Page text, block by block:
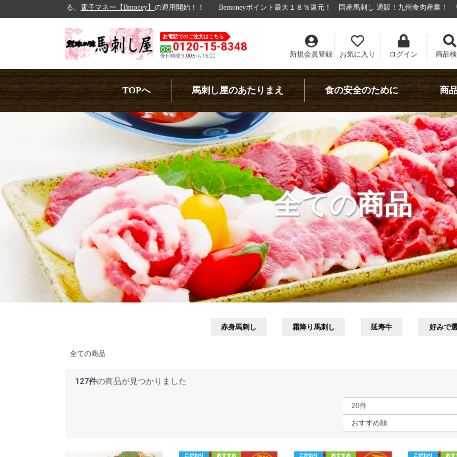
電子マネー【Bmoney】 の運用開始！！ Bemoneyポイント最大１８％還元！ 国産馬刺し 通販！九州食肉産業！ リアル店舗+馬牛～んで
お電話でのご注文はこちら
0120-15-8348
受付時間 9:00から16:00 新規会員登録 お気に入り ログイン 商品
TOPへ 馬刺し屋のあたりまえ 食の安全のために 商
全ての商品
赤身馬刺し 霜降り馬刺し 延寿牛 好みで
全ての商品
127件の商品が見つかりました